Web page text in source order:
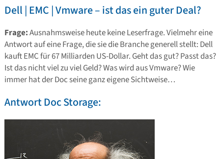
Dell | EMC | Vmware – ist das ein guter Deal?
Frage:Ausnahmsweise heute keine Leserfrage. Vielmehr eine
Antwort auf eine Frage, die sie die Branche generell stellt: Dell
kauft EMC für 67 Milliarden US-Dollar. Geht das gut? Passt das?
Ist das nicht viel zu viel Geld? Was wird aus Vmware? Wie
immer hat der Doc seine ganz eigene Sichtweise…
Antwort Doc Storage: